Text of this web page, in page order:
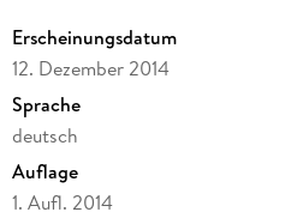
Erscheinungsdatum
12. Dezember 2014
Sprache
deutsch
Auflage
1. Aufl. 2014